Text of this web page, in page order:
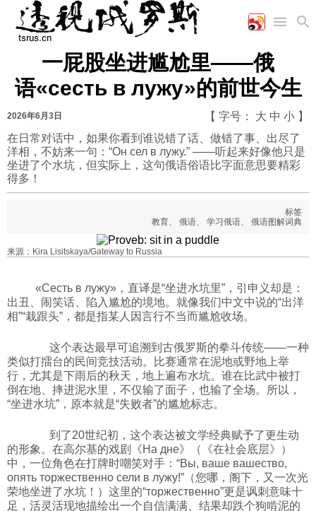
国际
时政
空军
海军
陆军
军事合作
评论
经济
财经
商业
工业
能源
农业
社会
文艺
教育
美食
娱乐
历史
图片新闻
高清图片
漫画
视频
图表
一屁股坐进尴尬里——俄
语«сесть в лужу»的前世今生
2026年6月3日 【 字号： 大 中 小 】
在日常对话中，如果你看到谁说错了话、做错了事、出尽了
洋相，不妨来一句：“Он сел в лужу.” ——听起来好像他只是
坐进了个水坑，但实际上，这句俄语俗语比字面意思要精彩
得多！
标签
教育、 俄语、 学习俄语、 俄语图解词典
来源：Kira Lisitskaya/Gateway to Russia
«Сесть в лужу»，直译是“坐进水坑里”，引申义却是：
出丑、闹笑话、陷入尴尬的境地。就像我们中文中说的“出洋
相”“栽跟头”，都是指某人因言行不当而尴尬收场。
这个表达最早可追溯到古俄罗斯的拳斗传统——一种
类似打擂台的民间竞技活动。比赛通常在泥地或野地上举
行，尤其是下雨后的秋天，地上遍布水坑。谁在比武中被打
倒在地、摔进泥水里，不仅输了面子，也输了全场。所以，
“坐进水坑”，原本就是“失败者”的尴尬标志。
到了20世纪初，这个表达被文学经典赋予了更生动
的形象。在高尔基的戏剧《На дне》（《在社会底层》）
中，一位角色在打牌时嘲笑对手：“Вы, ваше вашество,
опять торжественно сели в лужу!”（您哪，阁下，又一次光
荣地坐进了水坑！）这里的“торжественно”更是讽刺意味十
足，活灵活现地描绘出一个自信满满、结果却跌个狗啃泥的